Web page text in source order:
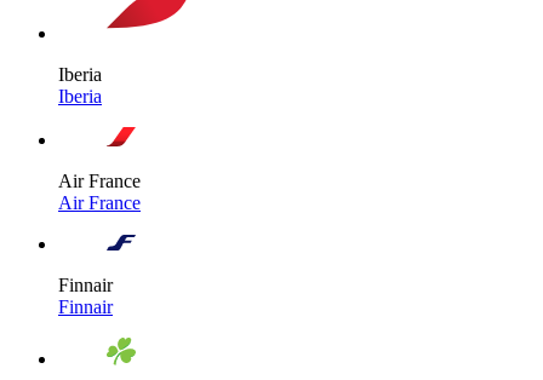
Iberia
Iberia
Air France
Air France
Finnair
Finnair